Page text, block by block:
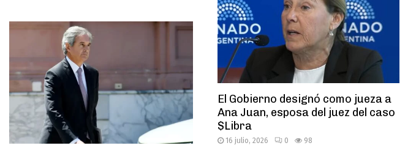
El Gobierno designó como jueza a
Ana Juan, esposa del juez del caso
$Libra
16 julio, 2026 0 98